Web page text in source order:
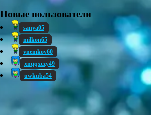
Новые пользователи
sanya05
milkon65
vnemkov60
xnqqxczy49
uwkuba54